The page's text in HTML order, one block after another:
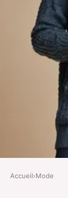
Accueil›Mode